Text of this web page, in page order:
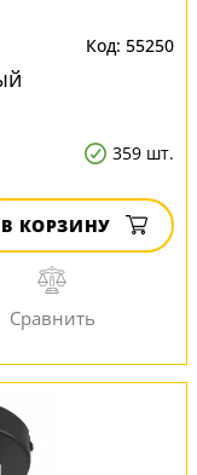
55250
359 шт.
В КОРЗИНУ